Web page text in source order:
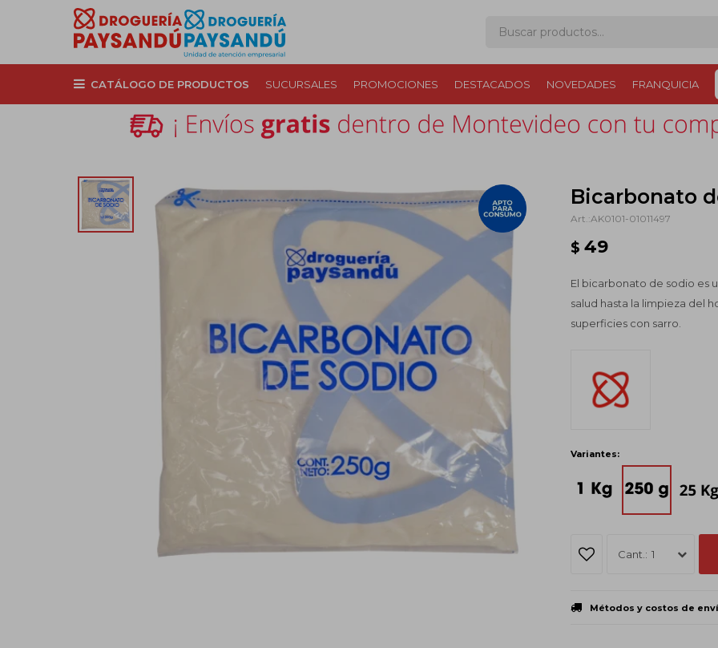
CATÁLOGO DE PRODUCTOS SUCURSALES PROMOCIONES DESTACADOS NOVEDADES FRANQUICIA
Bicarbonato
AK0101-01011497
$ 49
El bicarbonato de sodio es
salud hasta la limpieza del
superficies con sarro.
Variantes:
1
Métodos y costos de